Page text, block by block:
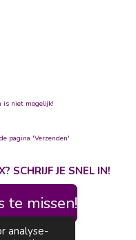
analyse-
is niet mogelijk!
pagina 'Verzenden'
SCHRIJF JE SNEL IN!
te missen!